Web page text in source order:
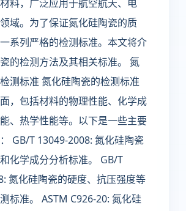
料，广泛应用于航空航天、电
域。为了保证氮化硅陶瓷的质
系列严格的检测标准。本文将介
的检测方法及其相关标准。 氮
测标准 氮化硅陶瓷的检测标准
，包括材料的物理性能、化学成
、热学性能等。以下是一些主要
GB/T 13049-2008: 氮化硅陶瓷
化学成分分析标准。 GB/T
氮化硅陶瓷的硬度、抗压强度等
标准。 ASTM C926-20: 氮化硅